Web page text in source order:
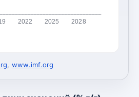
2022 2025 2028
, www.imf.org